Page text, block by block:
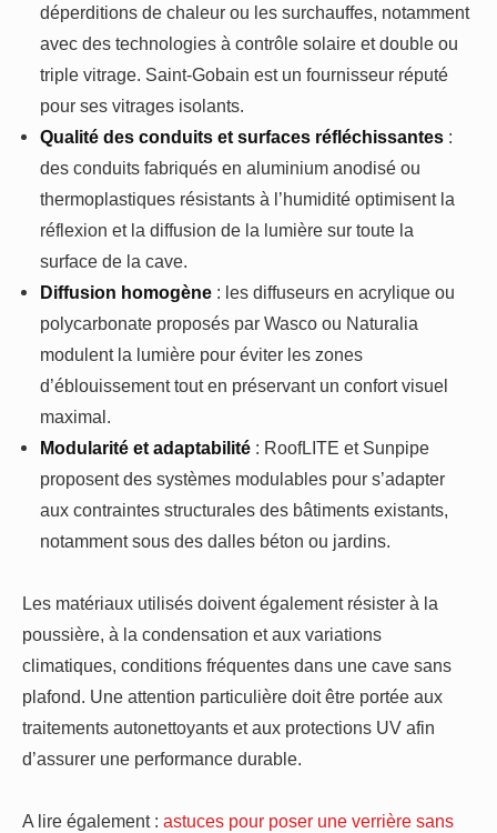
déperditions de chaleur ou les surchauffes, notamment
avec des technologies à contrôle solaire et double ou
triple vitrage. Saint-Gobain est un fournisseur réputé
pour ses vitrages isolants.
Qualité des conduits et surfaces réfléchissantes :
des conduits fabriqués en aluminium anodisé ou
thermoplastiques résistants à l’humidité optimisent la
réflexion et la diffusion de la lumière sur toute la
surface de la cave.
Diffusion homogène : les diffuseurs en acrylique ou
polycarbonate proposés par Wasco ou Naturalia
modulent la lumière pour éviter les zones
d’éblouissement tout en préservant un confort visuel
maximal.
Modularité et adaptabilité : RoofLITE et Sunpipe
proposent des systèmes modulables pour s’adapter
aux contraintes structurales des bâtiments existants,
notamment sous des dalles béton ou jardins.
Les matériaux utilisés doivent également résister à la
poussière, à la condensation et aux variations
climatiques, conditions fréquentes dans une cave sans
plafond. Une attention particulière doit être portée aux
traitements autonettoyants et aux protections UV afin
d’assurer une performance durable.
A lire également : astuces pour poser une verrière sans